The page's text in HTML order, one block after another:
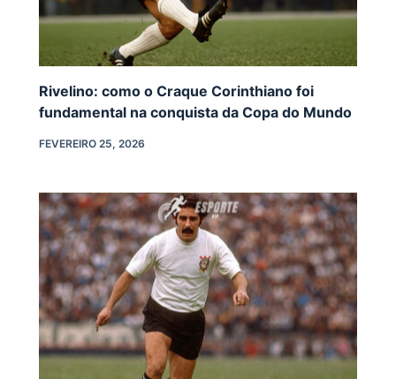
Rivelino: como o Craque Corinthiano foi
fundamental na conquista da Copa do Mundo
FEVEREIRO 25, 2026